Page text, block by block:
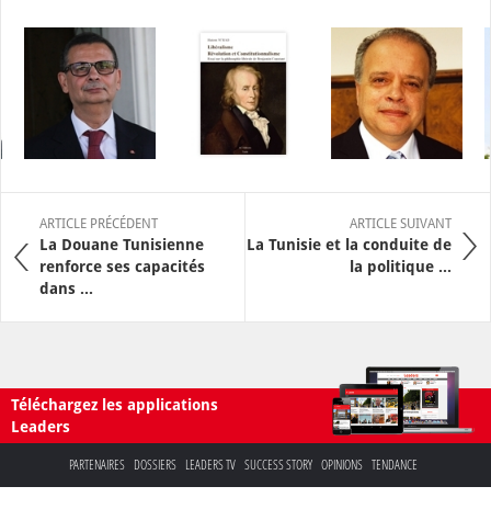
ARTICLE PRÉCÉDENT
La Douane Tunisienne
renforce ses capacités
dans ...
ARTICLE SUIVANT
La Tunisie et la conduite de
la politique ...
Téléchargez les applications
Leaders
PARTENAIRES DOSSIERS LEADERS TV SUCCESS STORY OPINIONS TENDANCE